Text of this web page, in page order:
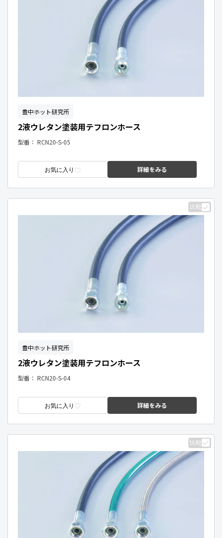
豊中ホット研究所
2液ウレタン塗装用テフロンホース
型番： RCN20-S-05
お気に入り 詳細をみる
比較
豊中ホット研究所
2液ウレタン塗装用テフロンホース
型番： RCN20-S-04
お気に入り 詳細をみる
比較